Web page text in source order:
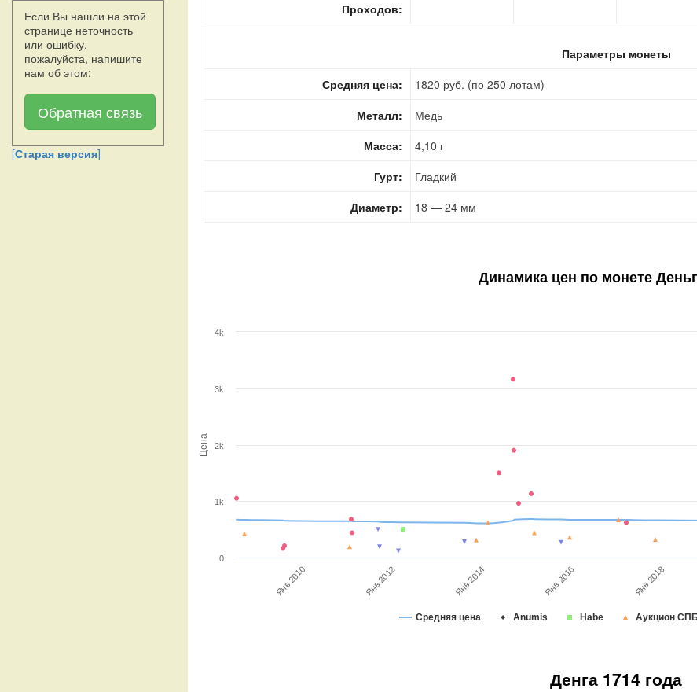
Если Вы нашли на этой
странице неточность
или ошибку,
пожалуйста, напишите
нам об этом:
Обратная связь
[Старая версия]
Проходов:
Параметры монеты
Средняя цена:
1820 руб. (по 250 лотам)
Металл:
Медь
Масса:
4,10 г
Гурт:
Гладкий
Диаметр:
18 — 24 мм
Динамика цен по монете
Цена
Средняя цена Anumis Habe Аукцион
Янв 2010 Янв 2012 Янв 2014 Янв 2016 Янв 2018
0
1k
2k
3k
4k
Денга 1714 года